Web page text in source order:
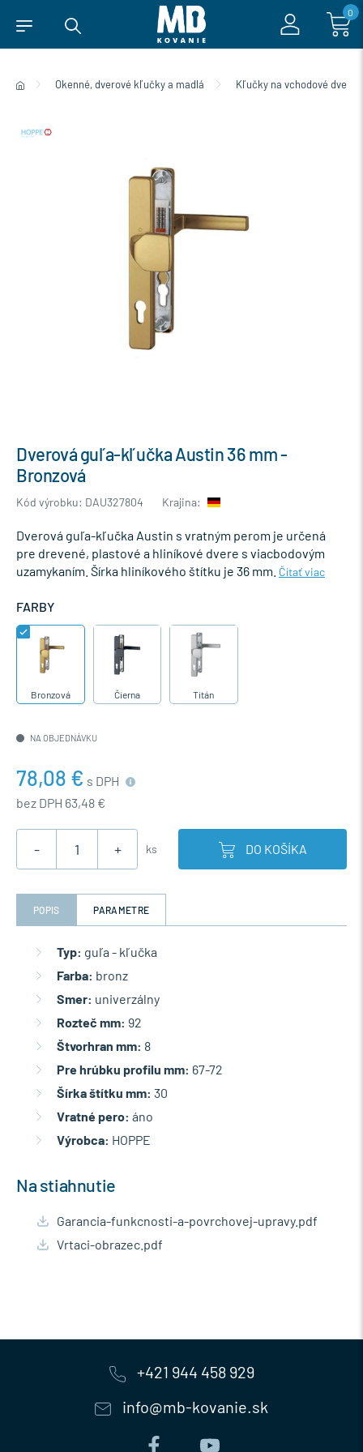
0
Okenné, dverové kľučky a madlá Kľučky na vchodové dvere
Dverová guľa-kľučka Austin 36 mm -
Bronzová
Kód výrobku: DAU327804 Krajina:
Dverová guľa-kľučka Austin s vratným perom je určená
pre drevené, plastové a hliníkové dvere s viacbodovým
uzamykaním. Šírka hliníkového štítku je 36 mm. Čítať viac
FARBY
Bronzová Čierna Titán
NA OBJEDNÁVKU
78,08 € s DPH
bez DPH 63,48 €
- + ks DO KOŠÍKA
POPIS PARAMETRE
Typ: guľa - kľučka
Farba: bronz
Smer: univerzálny
Rozteč mm: 92
Štvorhran mm: 8
Pre hrúbku profilu mm: 67-72
Šírka štítku mm: 30
Vratné pero: áno
Výrobca: HOPPE
Na stiahnutie
Garancia-funkcnosti-a-povrchovej-upravy.pdf
Vrtaci-obrazec.pdf
+421 944 458 929
info@mb-kovanie.sk